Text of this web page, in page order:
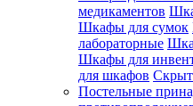
медикаментов
Шкафы для сумок
лабораторные
Шкафы для
для шкафов
Постельные